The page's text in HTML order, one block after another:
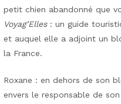
petit chien abandonné que
Voyag’Elles: un guide
et auquel elle a adjoint un
la France.
Roxane : en dehors de son
envers le responsable de